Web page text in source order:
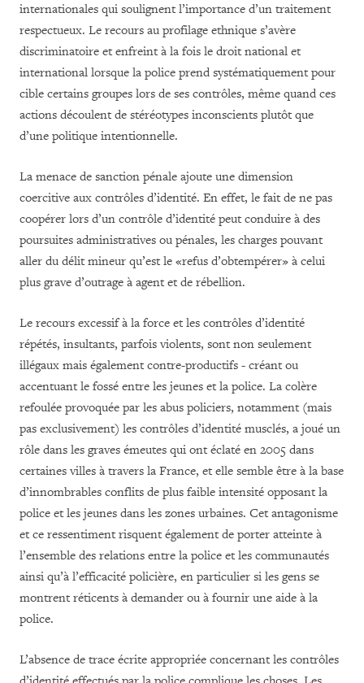
internationales qui soulignent l’importance d’un traitement
respectueux. Le recours au profilage ethnique s’avère
discriminatoire et enfreint à la fois le droit national et
international lorsque la police prend systématiquement pour
cible certains groupes lors de ses contrôles, même quand ces
actions découlent de stéréotypes inconscients plutôt que
d’une politique intentionnelle.
La menace de sanction pénale ajoute une dimension
coercitive aux contrôles d’identité. En effet, le fait de ne pas
coopérer lors d’un contrôle d’identité peut conduire à des
poursuites administratives ou pénales, les charges pouvant
aller du délit mineur qu’est le «refus d’obtempérer» à celui
plus grave d’outrage à agent et de rébellion.
Le recours excessif à la force et les contrôles d’identité
répétés, insultants, parfois violents, sont non seulement
illégaux mais également contre-productifs - créant ou
accentuant le fossé entre les jeunes et la police. La colère
refoulée provoquée par les abus policiers, notamment (mais
pas exclusivement) les contrôles d’identité musclés, a joué un
rôle dans les graves émeutes qui ont éclaté en 2005 dans
certaines villes à travers la France, et elle semble être à la base
d’innombrables conflits de plus faible intensité opposant la
police et les jeunes dans les zones urbaines. Cet antagonisme
et ce ressentiment risquent également de porter atteinte à
l’ensemble des relations entre la police et les communautés
ainsi qu’à l’efficacité policière, en particulier si les gens se
montrent réticents à demander ou à fournir une aide à la
police.
L’absence de trace écrite appropriée concernant les contrôles